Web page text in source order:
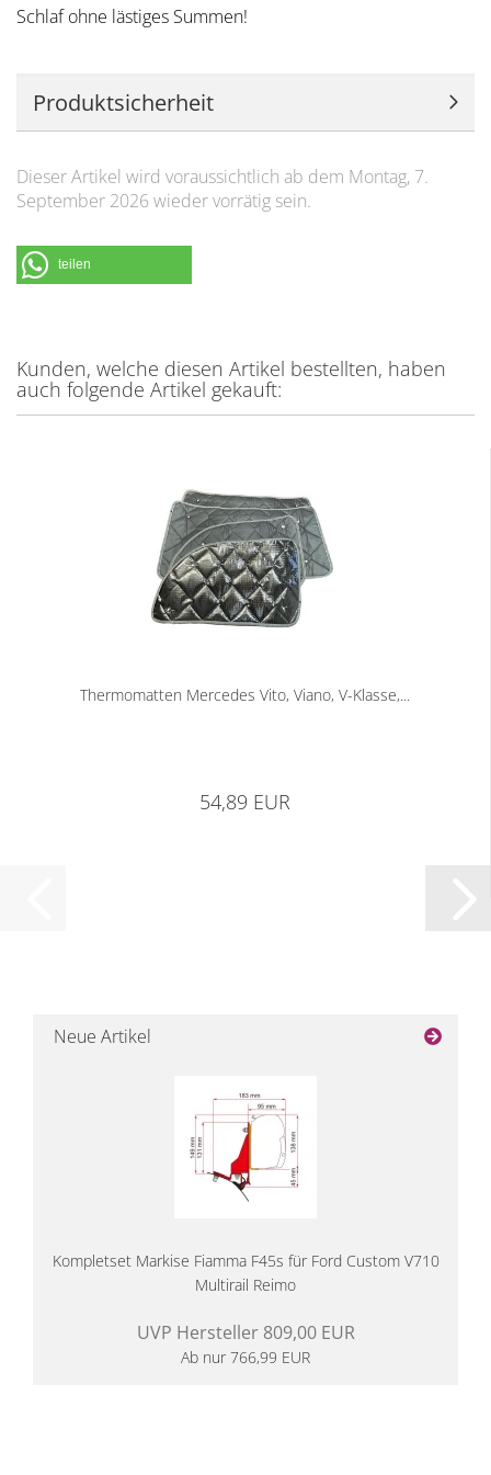
Schlaf ohne lästiges Summen!
Produktsicherheit
Dieser Artikel wird voraussichtlich ab dem Montag, 7.
September 2026 wieder vorrätig sein.
teilen
Kunden, welche diesen Artikel bestellten, haben
auch folgende Artikel gekauft:
Thermomatten Mercedes Vito, Viano, V-Klasse,...
54,89 EUR
Neue Artikel
Kompletset Markise Fiamma F45s für Ford Custom V710
Multirail Reimo
UVP Hersteller 809,00 EUR
Ab nur 766,99 EUR